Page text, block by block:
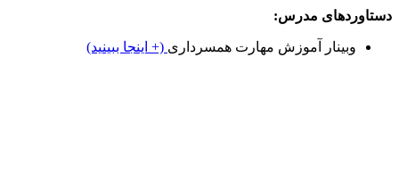
دستاوردهای مدرس:
وبینار آموزش مهارت همسرداری (+ اینجا ببینید)